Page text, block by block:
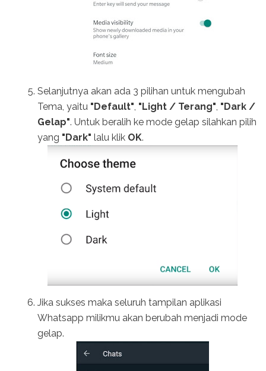
Selanjutnya akan ada 3 pilihan untuk mengubah
Tema, yaitu "Default", "Light / Terang", "Dark /
Gelap". Untuk beralih ke mode gelap silahkan pilih
yang "Dark" lalu klik OK.
Jika sukses maka seluruh tampilan aplikasi
Whatsapp milikmu akan berubah menjadi mode
gelap.